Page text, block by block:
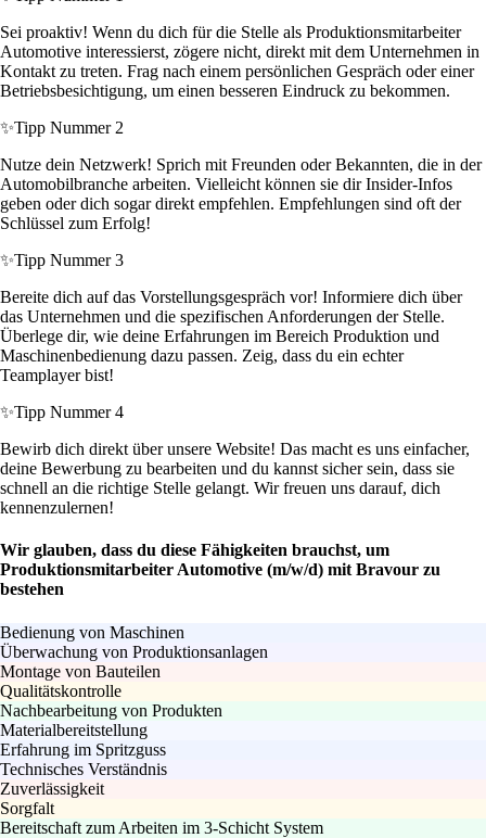
Sei proaktiv! Wenn du dich für die Stelle als Produktionsmitarbeiter
Automotive interessierst, zögere nicht, direkt mit dem Unternehmen in
Kontakt zu treten. Frag nach einem persönlichen Gespräch oder einer
Betriebsbesichtigung, um einen besseren Eindruck zu bekommen.
✨Tipp Nummer 2
Nutze dein Netzwerk! Sprich mit Freunden oder Bekannten, die in der
Automobilbranche arbeiten. Vielleicht können sie dir Insider-Infos
geben oder dich sogar direkt empfehlen. Empfehlungen sind oft der
Schlüssel zum Erfolg!
✨Tipp Nummer 3
Bereite dich auf das Vorstellungsgespräch vor! Informiere dich über
das Unternehmen und die spezifischen Anforderungen der Stelle.
Überlege dir, wie deine Erfahrungen im Bereich Produktion und
Maschinenbedienung dazu passen. Zeig, dass du ein echter
Teamplayer bist!
✨Tipp Nummer 4
Bewirb dich direkt über unsere Website! Das macht es uns einfacher,
deine Bewerbung zu bearbeiten und du kannst sicher sein, dass sie
schnell an die richtige Stelle gelangt. Wir freuen uns darauf, dich
kennenzulernen!
Wir glauben, dass du diese Fähigkeiten brauchst, um
Produktionsmitarbeiter Automotive (m/w/d) mit Bravour zu
bestehen
Bedienung von Maschinen
Überwachung von Produktionsanlagen
Montage von Bauteilen
Qualitätskontrolle
Nachbearbeitung von Produkten
Materialbereitstellung
Erfahrung im Spritzguss
Technisches Verständnis
Zuverlässigkeit
Sorgfalt
Bereitschaft zum Arbeiten im 3-Schicht System